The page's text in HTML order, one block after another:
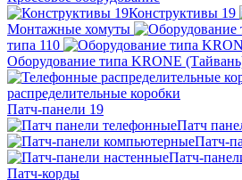
Конструктивы 19
Монтажные хомуты
типа 110
Оборудование типа KRONE
распределительные коробки
Патч-панели 19
Патч
Патч-
Патч-
Патч-корды